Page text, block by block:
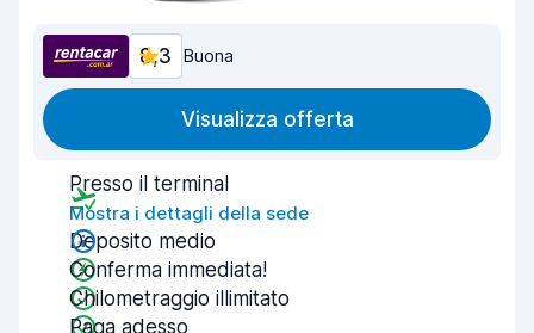
8,3 Buona
Visualizza offerta
Presso il terminal
Mostra i dettagli della sede
Deposito medio
Conferma immediata!
Chilometraggio illimitato
Paga adesso